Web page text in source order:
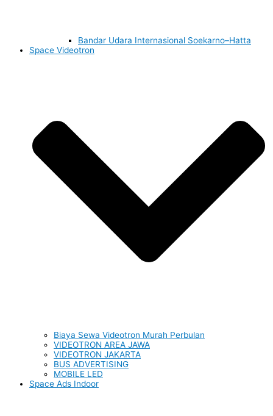
Bandar Udara Internasional Soekarno–Hatta
Space Videotron
Biaya Sewa Videotron Murah Perbulan
VIDEOTRON AREA JAWA
VIDEOTRON JAKARTA
BUS ADVERTISING
MOBILE LED
Space Ads Indoor